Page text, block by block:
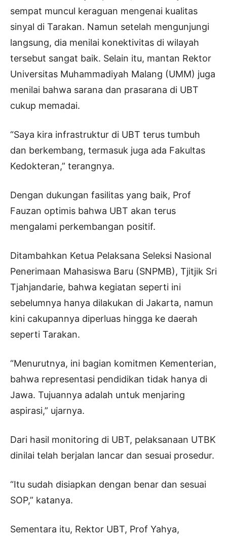
sempat muncul keraguan mengenai kualitas
sinyal di Tarakan. Namun setelah mengunjungi
langsung, dia menilai konektivitas di wilayah
tersebut sangat baik. Selain itu, mantan Rektor
Universitas Muhammadiyah Malang (UMM) juga
menilai bahwa sarana dan prasarana di UBT
cukup memadai.
“Saya kira infrastruktur di UBT terus tumbuh
dan berkembang, termasuk juga ada Fakultas
Kedokteran,” terangnya.
Dengan dukungan fasilitas yang baik, Prof
Fauzan optimis bahwa UBT akan terus
mengalami perkembangan positif.
Ditambahkan Ketua Pelaksana Seleksi Nasional
Penerimaan Mahasiswa Baru (SNPMB), Tjitjik Sri
Tjahjandarie, bahwa kegiatan seperti ini
sebelumnya hanya dilakukan di Jakarta, namun
kini cakupannya diperluas hingga ke daerah
seperti Tarakan.
“Menurutnya, ini bagian komitmen Kementerian,
bahwa representasi pendidikan tidak hanya di
Jawa. Tujuannya adalah untuk menjaring
aspirasi,” ujarnya.
Dari hasil monitoring di UBT, pelaksanaan UTBK
dinilai telah berjalan lancar dan sesuai prosedur.
“Itu sudah disiapkan dengan benar dan sesuai
SOP,” katanya.
Sementara itu, Rektor UBT, Prof Yahya,